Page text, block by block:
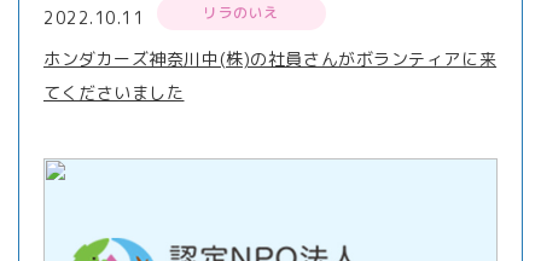
2022.10.11 リラのいえ
ホンダカーズ神奈川中(株)の社員さんがボランティアに来
てくださいました